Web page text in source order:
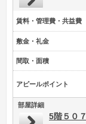
賃料・管理費・共益費
敷金・礼金
間取・面積
アピールポイント
部屋詳細
5階５０７